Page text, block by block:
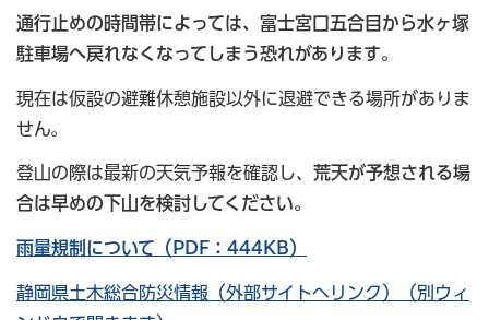
通行止めの時間帯によっては、富士宮口五合目から水ヶ塚
駐車場へ戻れなくなってしまう恐れがあります。
現在は仮設の避難休憩施設以外に退避できる場所がありま
せん。
登山の際は最新の天気予報を確認し、 荒天が予想される場
合は早めの下山を検討してください。
雨量規制について（PDF：444KB）
静岡県土木総合防災情報（外部サイトへリンク）（別ウィ